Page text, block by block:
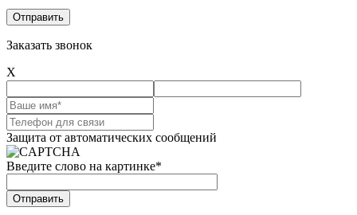
Заказать звонок
X
Защита от автоматических сообщений
Введите слово на картинке*